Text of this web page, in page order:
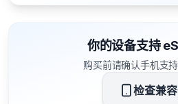
你的设备支持
购买前请确认手机支
检查兼